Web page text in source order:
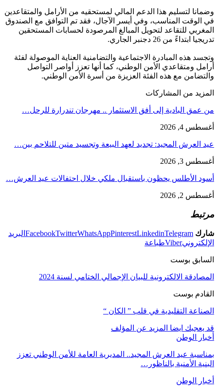
وضمانا لتسليم هذا الدعم المالي لمستحقيه من الأرامل والمتقاعدين
في الوقت المناسب، وفي أيسر الآجال، فقد تم التوافق مع الصندوق
المغربي للتقاعد لتحويل المبالغ المرصودة لحسابات المستحقين
تدريجيا ابتداءً من 26 دجنبر الجاري.
وتجسد هذه المبادرة الاجتماعية والتضامنية العناية الموصولة لفئة
أرامل ومتقاعدي الأمن الوطني، كما أنها تعزز أواصر التواصل
والتضامن مع هذه الفئة العزيزة من أسرة الأمن الوطني.
المزيد من المشاركات
من عمق البادية إلى أفق الاستثمار .. مهرجان تندرارة للرحل…
أغسطس 4, 2026
عيد العرش المجيد: تجديد لعهد البيعة وتجسيد متين للتلاحم بين…
أغسطس 3, 2026
أسود الأطلس يحظون باستقبال ملكي خلال احتفالات عيد العرش…
أغسطس 2, 2026
مرتبط
شارك FacebookTwitterWhatsAppPinterestLinkedinTelegram
البريد
الإلكترونيViberطباعة
السابق بوست
المصادقة الالكترونية للبيان الإجمالي الختامي لسنة 2024
القادم بوست
الصناعة التقليدية في قلب ” الكان “
قد يعجبك ايضا المزيد عن المؤلف
أخبار الوطن
بمناسبة عيد العرش المجيد.. المديرية العامة للأمن الوطني تعزز
البنية الأمنية بالناظور…
أخبار الوطن